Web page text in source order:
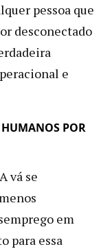
pessoa que
desconectado
e
POR
vá se
em
para essa